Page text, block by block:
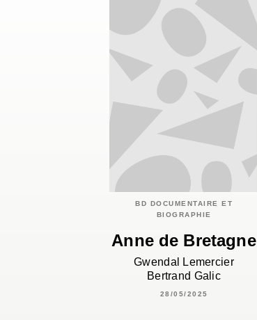
BD DOCUMENTAIRE ET
BIOGRAPHIE
Anne de Bretagne
Gwendal Lemercier
Bertrand Galic
28/05/2025